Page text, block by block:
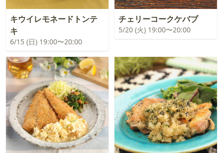
キウイレモネードトンテ
キ
6/15 (日) 19:00〜20:00
チェリーコークケバブ
5/20 (火) 19:00〜20:00